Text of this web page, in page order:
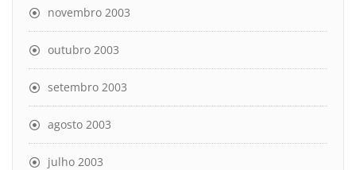
novembro 2003
outubro 2003
setembro 2003
agosto 2003
julho 2003